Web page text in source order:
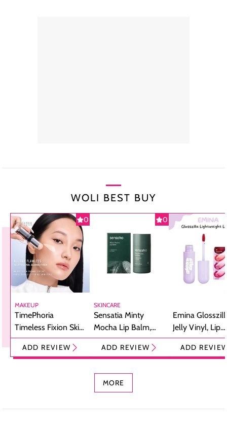
WOLI BEST BUY
0
MAKEUP
TimePhoria
Timeless Fixion Skin
Tint Stick,
Foundation dan
ADD REVIEW
0
SKINCARE
Sensatia Minty
Mocha Lip Balm,
Pelembap Bibir
dengan Aroma
ADD REVIEW
Emina
Jelly Vinyl, Lip
Cream Glossy
Ringan
ADD
MORE